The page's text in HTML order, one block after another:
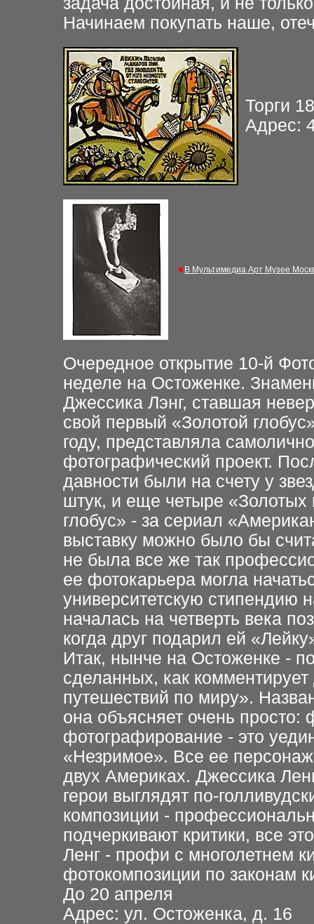
Начинаем покупать наше,
Торги
Адрес:
◄ В Мультимедиа Арт Музее
Очередное открытие 10-й
неделе на Остоженке.
Джессика Лэнг, ставшая
свой первый «Золотой
году, представляла
фотографический проект.
давности были на счету у
штук, и еще четыре «Золотых
глобус» - за сериал
выставку можно было бы
не была все же так
ее фотокарьера могла
университетскую стипендию
началась на четверть века
когда друг подарил ей
Итак, нынче на Остоженке -
сделанных, как
путешествий по миру».
она объясняет очень
фотографирование - это
«Незримое». Все ее
двух Америках. Джессика
герои выглядят по-
композиции -
подчеркивают критики, все
Ленг - профи с многолетнем
фотокомпозиции по законам
До 20 апреля
Адрес: ул. Остоженка, д. 16